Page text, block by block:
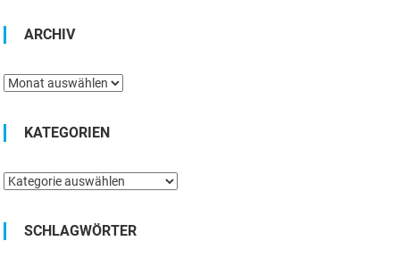
ARCHIV
Archiv
KATEGORIEN
Kategorien
SCHLAGWÖRTER